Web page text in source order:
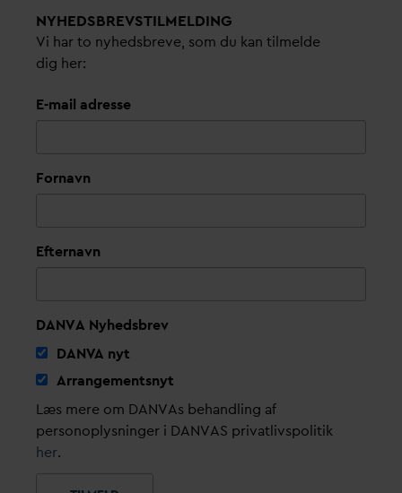
NYHEDSBREVS­TILMELDING
Vi har to nyhedsbreve, som du kan tilmelde
dig her:
E-mail adresse
Fornavn
Efternavn
DANVA Nyhedsbrev
DANVA nyt
Arrangementsnyt
Læs mere om DANVAs behandling af
personoplysninger i DANVAS privatlivspolitik
her.